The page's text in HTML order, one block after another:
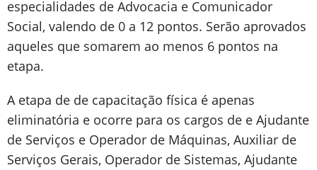
especialidades de Advocacia e Comunicador
Social, valendo de 0 a 12 pontos. Serão aprovados
aqueles que somarem ao menos 6 pontos na
etapa.
A etapa de de capacitação física é apenas
eliminatória e ocorre para os cargos de e Ajudante
de Serviços e Operador de Máquinas, Auxiliar de
Serviços Gerais, Operador de Sistemas, Ajudante